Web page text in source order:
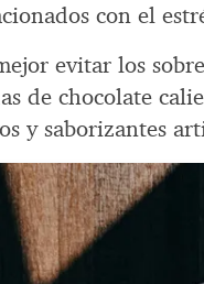
con el
evitar los
de chocolate
y saborizantes